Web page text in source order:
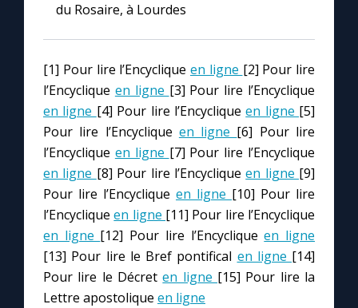
du Rosaire, à Lourdes
[1] Pour lire l’Encyclique en ligne [2] Pour lire
l’Encyclique en ligne [3] Pour lire l’Encyclique
en ligne [4] Pour lire l’Encycliqueen ligne [5]
Pour lire l’Encyclique en ligne [6] Pour lire
l’Encyclique en ligne [7] Pour lire l’Encyclique
en ligne [8] Pour lire l’Encycliqueen ligne [9]
Pour lire l’Encyclique en ligne [10] Pour lire
l’Encycliqueen ligne [11] Pour lire l’Encyclique
en ligne [12] Pour lire l’Encycliqueen ligne
[13] Pour lire le Bref pontifical en ligne [14]
Pour lire le Décreten ligne [15] Pour lire la
Lettre apostolique en ligne